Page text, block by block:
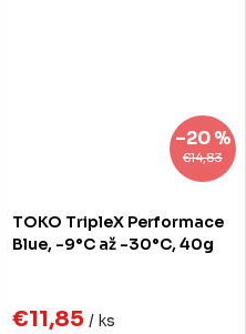
€14,83
–20 %
TOKO TripleX Performace
Blue, -9°C až -30°C, 40g
€11,85 / ks